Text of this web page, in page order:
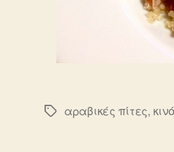
Ετικέτες
αραβικές πίτες,